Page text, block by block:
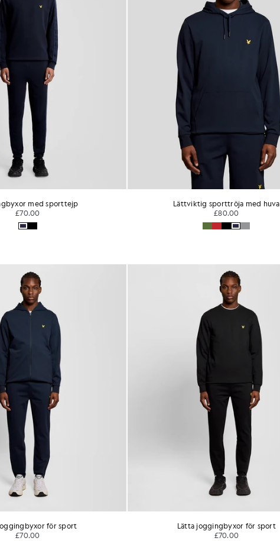
med sporttejp
£70.00
Lättviktig sporttröja med huva
£80.00
för sport
£70.00
Lätta joggingbyxor för sport
£70.00